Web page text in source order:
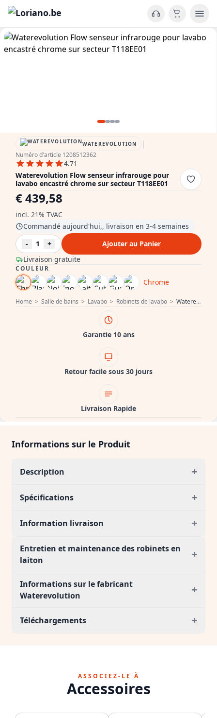
Home > Salle de bains > Lavabo > Robinets de lavabo > Waterevolution Flow senseur infrarouge pour lavabo encastré chrome sur secteur T118EE01
WATEREVOLUTION |
Numéro d'article 1208512362
4.71
Waterevolution Flow senseur infrarouge pour
lavabo encastré chrome sur secteur T118EE01
€ 439,58
incl. 21% TVAC
Livraison gratuite
Commandé aujourd'hui,, livraison en 3-4 semaines
-
1 + Ajouter au Panier
COULEUR
Chrome
Garantie 10 ans
Retour facile sous 30 jours
Livraison Rapide
Informations sur le Produit
Description +
Spécifications +
Information livraison +
Entretien et maintenance des robinets en
laiton
+
Informations sur le fabricant
Waterevolution
+
Téléchargements +
ASSOCIEZ-LE À
Accessoires